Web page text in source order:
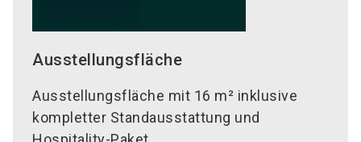
Ausstellungsfläche
Ausstellungsfläche mit 16 m² inklusive
kompletter Standausstattung und